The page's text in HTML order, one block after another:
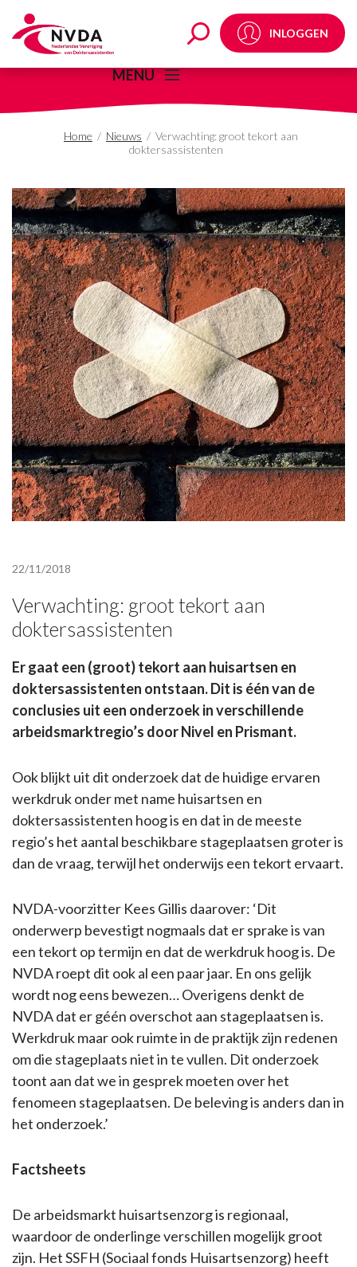
Verwachting: grootINLOGGEN
MENU
Home / Nieuws / Verwachting: groot tekort aan
doktersassistenten
22/11/2018
Verwachting: groot tekort aan
doktersassistenten
Er gaat een (groot) tekort aan huisartsen en
doktersassistenten ontstaan. Dit is één van de
conclusies uit een onderzoek in verschillende
arbeidsmarktregio’s door Nivel en Prismant.
Ook blijkt uit dit onderzoek dat de huidige ervaren
werkdruk onder met name huisartsen en
doktersassistenten hoog is en dat in de meeste
regio’s het aantal beschikbare stageplaatsen groter is
dan de vraag, terwijl het onderwijs een tekort ervaart.
NVDA-voorzitter Kees Gillis daarover: ‘Dit
onderwerp bevestigt nogmaals dat er sprake is van
een tekort op termijn en dat de werkdruk hoog is. De
NVDA roept dit ook al een paar jaar. En ons gelijk
wordt nog eens bewezen… Overigens denkt de
NVDA dat er géén overschot aan stageplaatsen is.
Werkdruk maar ook ruimte in de praktijk zijn redenen
om die stageplaats niet in te vullen. Dit onderzoek
toont aan dat we in gesprek moeten over het
fenomeen stageplaatsen. De beleving is anders dan in
het onderzoek.’
Factsheets
De arbeidsmarkt huisartsenzorg is regionaal,
waardoor de onderlinge verschillen mogelijk groot
zijn. Het SSFH (Sociaal fonds Huisartsenzorg) heeft